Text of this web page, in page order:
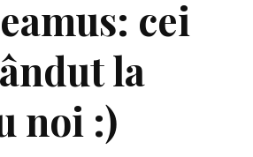
cei
la
noi :)